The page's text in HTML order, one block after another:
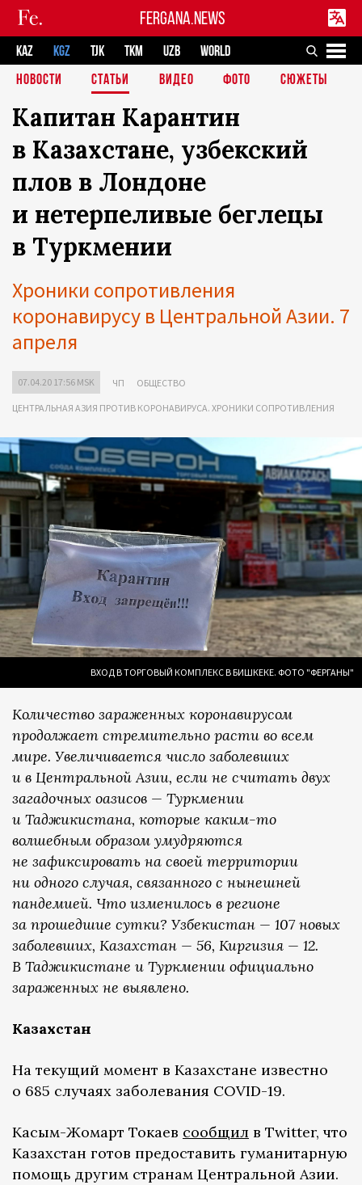
FERGANA.NEWS
KAZ KGZ TJK TKM UZB
WORLD
НОВОСТИ
СТАТЬИ ВИДЕО ФОТО СЮЖЕТЫ
Капитан Карантин
в Казахстане, узбекский
плов в Лондоне
и нетерпеливые беглецы
в Туркмении
Хроники сопротивления
коронавирусу в Центральной Азии. 7
апреля
07.04.20 17:56 MSK ЧП ОБЩЕСТВО
ЦЕНТРАЛЬНАЯ АЗИЯ ПРОТИВ КОРОНАВИРУСА. ХРОНИКИ СОПРОТИВЛЕНИЯ
ВХОД В ТОРГОВЫЙ КОМПЛЕКС В БИШКЕКЕ. ФОТО "ФЕРГАНЫ"
Количество зараженных коронавирусом
продолжает стремительно расти во всем
мире. Увеличивается число заболевших
и в Центральной Азии, если не считать двух
загадочных оазисов — Туркмении
и Таджикистана, которые каким-то
волшебным образом умудряются
не зафиксировать на своей территории
ни одного случая, связанного с нынешней
пандемией. Что изменилось в регионе
за прошедшие сутки? Узбекистан — 107 новых
заболевших, Казахстан — 56, Киргизия — 12.
В Таджикистане и Туркмении официально
зараженных не выявлено.
Казахстан
На текущий момент в Казахстане известно
о 685 случаях заболевания COVID-19.
Касым-Жомарт Токаев сообщил в Twitter, что
Казахстан готов предоставить гуманитарную
помощь другим странам Центральной Азии.